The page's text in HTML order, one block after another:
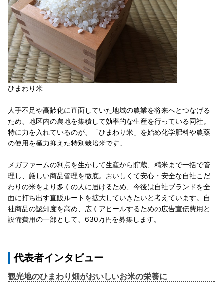
ひまわり米
人手不足や高齢化に直面していた地域の農業を将来へとつなげる
ため、地区内の農地を集積して効率的な生産を行っている同社。
特に力を入れているのが、「ひまわり米」を始め化学肥料や農薬
の使用を極力抑えた特別栽培米です。
メガファームの利点を生かして生産から貯蔵、精米まで一括で管
理し、厳しい商品管理を徹底。おいしくて安心・安全な自社こだ
わりの米をより多くの人に届けるため、今後は自社ブランドを全
面に打ち出す直販ルートを拡大していきたいと考えています。自
社商品の認知度を高め、広くアピールするための広告宣伝費用と
設備費用の一部として、630万円を募集します。
代表者インタビュー
観光地のひまわり畑がおいしいお米の栄養に